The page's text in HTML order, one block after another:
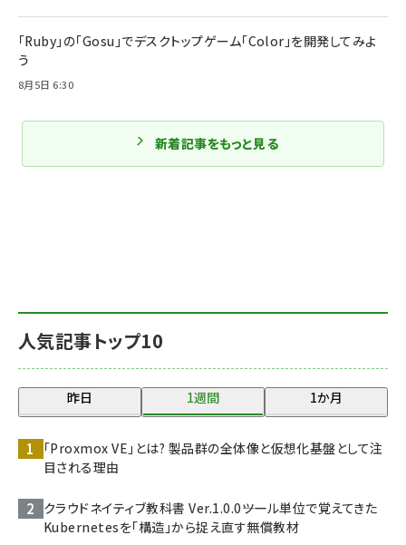
人気記事トップ10
昨日 1週間 1か月
「Proxmox VE」とは? 製品群の全体像と仮想化基盤として注
目される理由
クラウドネイティブ教科書 Ver.1.0.0――ツール単位で覚えてきた
Kubernetesを「構造」から捉え直す無償教材
「Ruby」の「Gosu」でデスクトップゲーム「Color」を開発してみよ
う
8月5日 6:30
新着記事をもっと見る